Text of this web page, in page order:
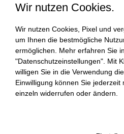
Wir nutzen Cookies.
Wir nutzen Cookies, Pixel und
um Ihnen die bestmögliche
ermöglichen. Mehr erfahren Sie
"Datenschutzeinstellungen". Mit
willigen Sie in die Verwendung
Einwilligung können Sie
einzeln widerrufen oder ändern.